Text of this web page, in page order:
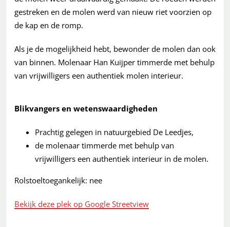
gestreken en de molen werd van nieuw riet voorzien op
de kap en de romp.
Als je de mogelijkheid hebt, bewonder de molen dan ook
van binnen. Molenaar Han Kuijper timmerde met behulp
van vrijwilligers een authentiek molen interieur.
Blikvangers en wetenswaardigheden
Prachtig gelegen in natuurgebied De Leedjes,
de molenaar timmerde met behulp van
vrijwilligers een authentiek interieur in de molen.
Rolstoeltoegankelijk: nee
Bekijk deze plek op Google Streetview